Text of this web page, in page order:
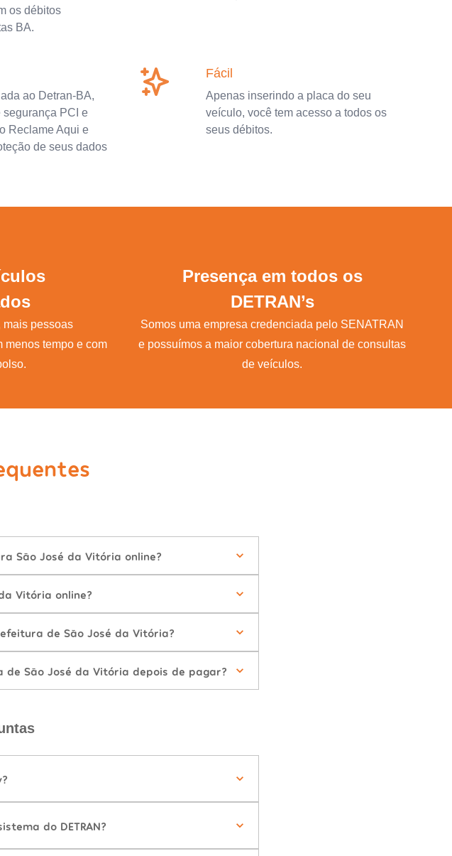
os débitos
BA.
ao Detran-BA,
PCI e
Reclame Aqui e
de seus dados
Fácil
Apenas inserindo a placa do seu
veículo, você tem acesso a todos os
seus débitos.
mais pessoas
menos tempo e com
Presença em todos os
DETRAN’s
Somos uma empresa credenciada pelo SENATRAN
e possuímos a maior cobertura nacional de consultas
de veículos.
São José da Vitória online?
Vitória online?
de São José da Vitória?
São José da Vitória depois de pagar?
do DETRAN?